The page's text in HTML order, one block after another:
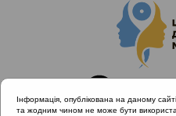
Інформація, опублікована на даному
та жодним чином не може бути